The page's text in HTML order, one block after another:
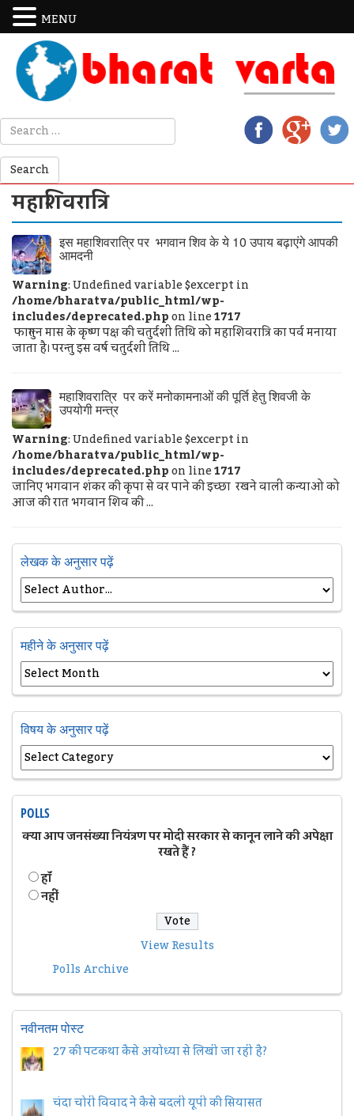
महाशिवरात्रि
इस महाशिवरात्रि पर भगवान शिव के ये 10 उपाय बढ़ाएंगे आपकी
आमदनी
Warning: Undefined variable $excerpt in
/home/bharatva/public_html/wp-
includes/deprecated.phpon line1717
फाल्गुन मास के कृष्ण पक्ष की चतुर्दशी तिथि को महाशिवरात्रि का पर्व मनाया
जाता है। परन्तु इस वर्ष चतुर्दशी तिथि ...
महाशिवरात्रि पर करें मनोकामनाओं की पूर्ति हेतु शिवजी के
उपयोगी मन्त्र
Warning: Undefined variable $excerpt in
/home/bharatva/public_html/wp-
includes/deprecated.phpon line1717
जानिए भगवान शंकर की कृपा से वर पाने की इच्छा रखने वाली कन्याओ को
आज की रात भगवान शिव की ...
लेखक के अनुसार पढ़ें
महीने के अनुसार पढ़ें
विषय के अनुसार पढ़ें
POLLS
क्या आप जनसंख्या नियंत्रण पर मोदी सरकार से कानून लाने की अपेक्षा
रखते हैं ?
हॉं
नहीं
View Results
Polls Archive
नवीनतम पोस्ट
27 की पटकथा कैसे अयोध्या से लिखी जा रही है?
चंदा चोरी विवाद ने कैसे बदली यूपी की सियासत
MENU